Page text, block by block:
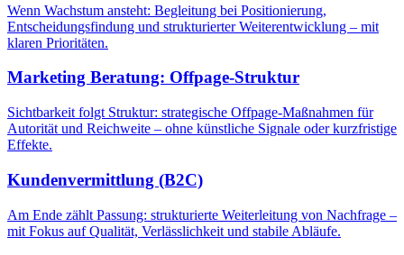
Wenn Wachstum ansteht: Begleitung bei Positionierung,
Entscheidungsfindung und strukturierter Weiterentwicklung – mit
klaren Prioritäten.
Marketing Beratung: Offpage-Struktur
Sichtbarkeit folgt Struktur: strategische Offpage-Maßnahmen für
Autorität und Reichweite – ohne künstliche Signale oder kurzfristige
Effekte.
Kundenvermittlung (B2C)
Am Ende zählt Passung: strukturierte Weiterleitung von Nachfrage –
mit Fokus auf Qualität, Verlässlichkeit und stabile Abläufe.